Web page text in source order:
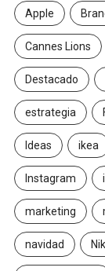
Apple
Cannes Lions
Destacado
estrategia
Ideas ikea
Instagram
marketing
navidad